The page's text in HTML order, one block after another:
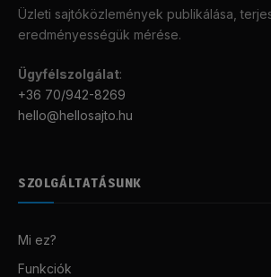
Üzleti sajtóközlemények publikálása,
eredményességük mérése.
Ügyfélszolgálat:
+36 70/942-8269
hello@hellosajto.hu
SZOLGÁLTATÁSUNK
Mi ez?
Funkciók